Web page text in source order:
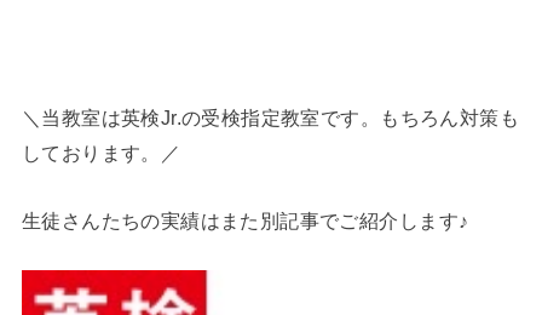
＼当教室は英検Jr.の受検指定教室です。もちろん対策も
しております。／
生徒さんたちの実績はまた別記事でご紹介します♪